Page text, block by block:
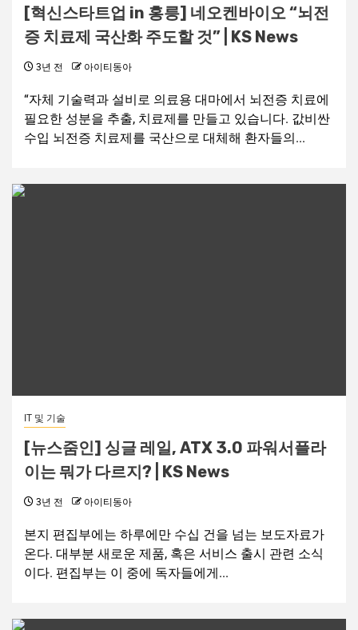
[혁신스타트업 in 홍릉] 네오켄바이오 “뇌전
증 치료제 국산화 주도할 것” | KS News
3년 전 아이티동아
“자체 기술력과 설비로 의료용 대마에서 뇌전증 치료에
필요한 성분을 추출, 치료제를 만들고 있습니다. 값비싼
수입 뇌전증 치료제를 국산으로 대체해 환자들의...
IT 및 기술
[뉴스줌인] 싱글 레일, ATX 3.0 파워서플라
이는 뭐가 다르지? | KS News
3년 전 아이티동아
본지 편집부에는 하루에만 수십 건을 넘는 보도자료가
온다. 대부분 새로운 제품, 혹은 서비스 출시 관련 소식
이다. 편집부는 이 중에 독자들에게...